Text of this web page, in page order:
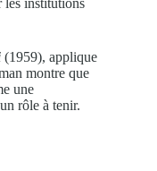
(1959), applique
montre que
une
rôle à tenir.